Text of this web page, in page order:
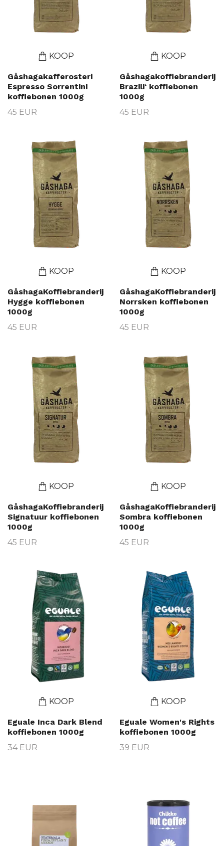
KOOP
Gåshagakafferosteri
Espresso Sorrentini
koffiebonen 1000g
45 EUR
KOOP
Gåshagakoffiebranderij
Brazili‘ koffiebonen
1000g
45 EUR
KOOP
GåshagaKoffiebranderij
Hygge koffiebonen
1000g
45 EUR
KOOP
GåshagaKoffiebranderij
Norrsken koffiebonen
1000g
45 EUR
KOOP
GåshagaKoffiebranderij
Signatuur koffiebonen
1000g
45 EUR
KOOP
GåshagaKoffiebranderij
Sombra koffiebonen
1000g
45 EUR
KOOP
Eguale Inca Dark Blend
koffiebonen 1000g
34 EUR
KOOP
Eguale Women's Rights
koffiebonen 1000g
39 EUR